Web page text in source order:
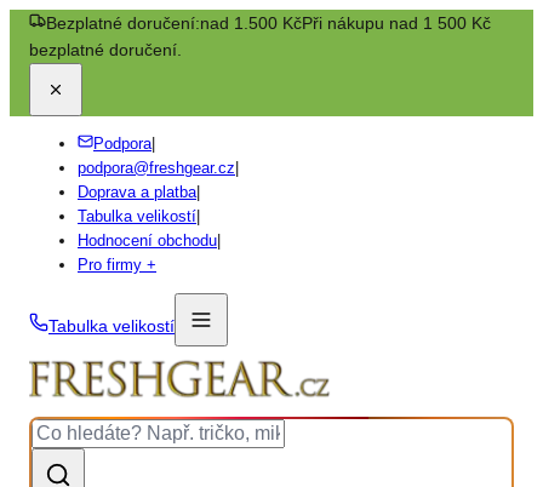
Bezplatné doručení:nad 1.500 KčPři nákupu nad 1 500 Kč
bezplatné doručení.
Podpora|
podpora@freshgear.cz
Doprava a platba|
Tabulka velikostí
Hodnocení obchodu
Pro firmy +
Tabulka velikostí